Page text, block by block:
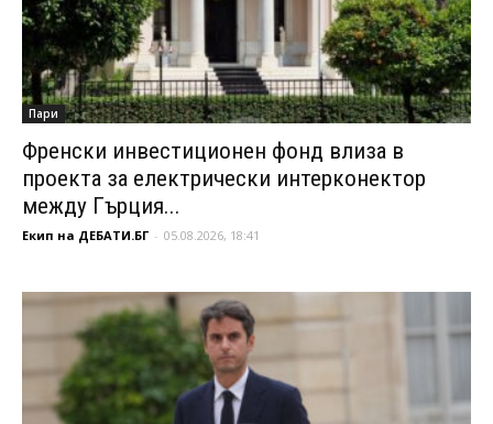
Пари
Френски инвестиционен фонд влиза в
проекта за електрически интерконектор
между Гърция...
Екип на ДЕБАТИ.БГ - 05.08.2026, 18:41